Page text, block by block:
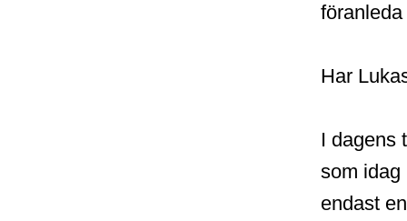
Har
I dagens
som idag
endast